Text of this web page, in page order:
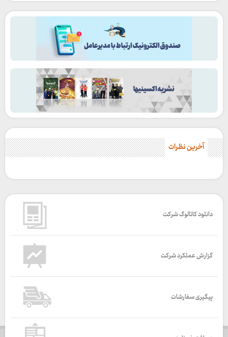
آخرین نظرات
دانلود کاتالوگ شرکت
گزارش عملکرد شرکت
پیگیری سفارشات